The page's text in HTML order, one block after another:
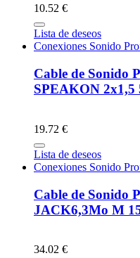
10.52 €
Lista de deseos
Conexiones Sonido
Cable de Sonido
SPEAKON 2x1,5
19.72 €
Lista de deseos
Conexiones Sonido
Cable de Sonido
JACK6,3Mo M
34.02 €